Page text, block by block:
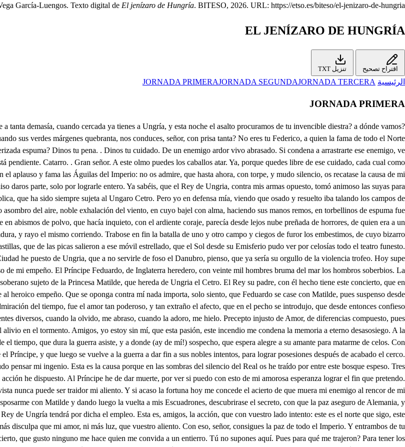
García-Luengos. Texto digital de El jenízaro de Hungría. BITESO, 2026. URL: https://etso.es/biteso/el-jenizaro-de-hungria.
EL JENÍZARO DE HUNGRÍA
اقتراح تصحيح تنزيل TXT
الرئيسية JORNADA PRIMERAJORNADA SEGUNDAJORNADA TERCERA
JORNADA PRIMERA
a desposarse viene el Príncipe, y que luego se vuelve a la guerra a dar fin a sus nobles intentos, para lograr posesiones después de acabado el cerco. Matilde jamás le ha visto, con que para lo que emprendo, es el motivo mayor, que pudo pensar mi ingenio. Esta es la causa porque en las sombras del silencio del Real os he traído por entre este bosque espeso. Tres vienen con Feduardo, tres somos también, que atento a no reñir con ventaja, así la acción he dispuesto. Al Príncipe he de dar muerte, por ver si puedo con esto de mi amorosa esperanza lograr el fin que pretendo. Cuerpo a cuerpo he de matarle, que como vive en mi pecho Matilde, a su vista nunca puede ser traidor mi aliento. Y si acaso la fortuna hoy me concede el acierto de que muera mi enemigo al rencor de mi ardimiento, con sus armas, y las cartas que lleva, fingirme pienso ser él mismo, y desposarme con Matilde y dando luego la vuelta a mis Escuadrones, descubrirase el secreto, con que la paz aseguro de Alemania, y de estos Reinos; porque una vez ya casado, a pesar de sus intentos, claro está, que el Rey de Ungría tendrá por dicha el empleo. Esta es, amigos, la acción, que con vuestro lado intento: este es el norte que sigo, este el triunfo que apetezco, esta la empresa a que aspiro, para cuyo fin no quiero más disculpa que mi amor, ni más luz, que vuestro aliento. Con eso, señor, consigues la paz de todo el Imperio. Y entrambos de tu elección la fineza agradecemos. Yo no, porqué si venimos a matar a un hombre, es cierto, que gusto ninguno me hace quien me convida a un entierro. Tú no supones aquí. Pues para qué me trajeron? Para tener los caballos. Yo aquí no juego a los cientos. Para cuidar de ellos digo. Yo no me entiendo con ellos. Pues por qué? Porque a relinchos conociéndome en el eco, como se ven con catarro, cebadilla están pidiendo. Gran señor:: . Tened la voz, que me parece que siento hacia esta parte ruido. Por junto de ese repecho bajan, señor, tres caballos. Hacia dónde van? . Yo pienso, que van a ganar la sota. Salgámosles al encuentro. Sin duda este es Feduardo: muera al furor de mis celos. Importa, para no errarlo, reconocerle primero. Eso por mi cuenta corre, el camino le atajemos, porque con su muerte, amigos, consigo el mayor trofeo. Tú no vayas con nosotros, y aguarda en aqueste puesto. De mil amores. . Mi espao será de lealtad ejemplo, pues todo el poder del mundo, yendo a tu lado, no temo. . Los tres la llevan armada con el Inglés: plegue al Cielo no le hallen fallado, pues con solo un triunfo pequeño puede fallarnos el Rey, con que los dos compañeros es fácil perder la polla, y llevar con la de Rengo. Qué buena ocasión aquesta para un soliloquio! pero está mi temor muy cerca, y el Emperador muy lejos Válgame Dios lo que tardan! Mas Cielos, qué es lo que veo! igual valor tienen todos: Que alentados, y ligeros de los caballos se apean los Ingleses! con qué esfuerzo sacan la espada bizarros, y se envisten cuerpo a cuerpo! Tres contra otros tres combaten con valor mas ya los nuestros parece que se publican vencedores. De mi aliento será tu vida despojo. Muerto soy! válgame el Cielo! Dios te perdone: a Dios uno. Ay de mí! rabiando muero. Que te lleven mil demonios: por Dios, que los tres cayeron. Dente sepulcro esas peñas, ilustre infeliz mancebo, que aunque la muerte te he dado, no es menor la que padezco, de ver en mí la piedad, arrastrada del deseo a la razón, que antepuso la injuria de lo severo. Ya quedan muertos los tres. Fuerte ha sido el vencimiento, pues cuando al campo dos salen a pelear cuerpo a cuerpo, en el brío son iguales; que en este lance el trofeo no es ventaja del valor, sino dicha del acero. Aquestas cartas hallé al uno. . Ayuden mi intento: ahora nuestros vestidos por los suyos trocaremos, y antes de partir importa, que con prudente silencio queden los tres sepultados, porque de aqueste suceso no quede rastro, o señal, con que aseguro mi intento. Ya con el Sol desde aquí se mira el dístrito ameno de la Quinta. Pues, amigos, hagamos lo que os advierto. De nuestra lealtad lo fía. En eso estriba el acierto. Digo, y habrá en esa boda pabos? . Ea, vamos presto. Tus pasos, señor, seguimos. Lo que importa es el secreto. . En esta estancia florida, que humilde el Danubio besa, podéis cantar, mientras sale del peinador la Princesa, a hacer de ese cristal puro noble espejo a la belleza. Para ser hermosa envidia de Abriles, y Primaveras, Matilde a su frente añade las rosas de Inglaterra. El tono es de gusto, Laura, De tu alabanza es la letra, que celebra la ventura del nuevo esposo que esperas. De mi padre tengo aviso; que a darme la mano hoy llega Feduardo, con pretexto de que al instante se vuelva, la posesión dilatando, hasta dar fin a la guerra. Esto han dispuesto los dos; si bien, Laura, no me pesa, pues son los triunfos de Amor mayores cuando se esperan. Al Príncipe nunca he visto, y estoy con duda, o con pena, si ha de parecerme mal, o bien. Oh tirana fuerza de la política humana! O pensión de la grandeza, que al fuero de ajeno gusto mi mano ha de estar sujeta! Que la Corona de un Rey se ha de labrar de mi pena y que ha de ser mía el alma, y suya la conveniencia! Ley sin razón, pues no es justo, que a quien solamente hereda por indulto una elección, haga la elección violencia. Y si esto es costumbre antigua de los Príncipes, hicieran menos libre el albedrío, o más suaves las penas. A no perderse el retrato de Feduardo en la tormenta con que naufragó el Navio, presto, señora, salieras de ese cuidado. . Galán dicen que es sobre manera. Como él me parezca bien, no importa que no lo sea; mas al fin, sea el que fuere, el obedecer es fuerza. Hoy tendrás el desengaño. Di que prosigan la letra. De un fino amor obligado, hoy ganar su esposo intenta a fuerza de armas, el cielo de su divina belleza. Dice bien, que si el trofeo consigue de aquesta empresa, para que le quiera yo, de mi cuidado es ya deuda. La gala de las hazañas es la que